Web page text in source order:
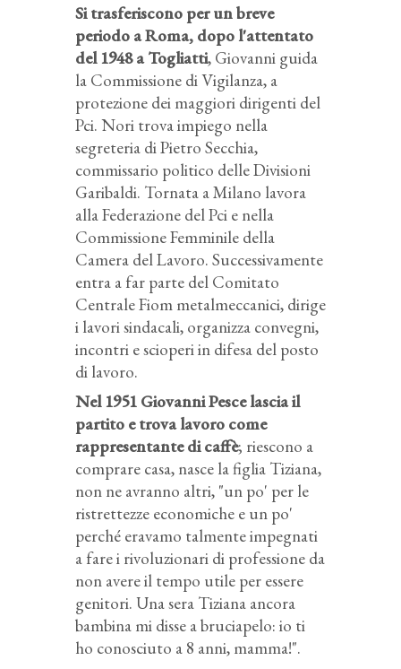
Si trasferiscono per un breve
periodo a Roma, dopo l'attentato
del 1948 a Togliatti, Giovanni guida
la Commissione di Vigilanza, a
protezione dei maggiori dirigenti del
Pci. Nori trova impiego nella
segreteria di Pietro Secchia,
commissario politico delle Divisioni
Garibaldi. Tornata a Milano lavora
alla Federazione del Pci e nella
Commissione Femminile della
Camera del Lavoro. Successivamente
entra a far parte del Comitato
Centrale Fiom metalmeccanici, dirige
i lavori sindacali, organizza convegni,
incontri e scioperi in difesa del posto
di lavoro.
Nel 1951 Giovanni Pesce lascia il
partito e trova lavoro come
rappresentante di caffè; riescono a
comprare casa, nasce la figlia Tiziana,
non ne avranno altri, "un po' per le
ristrettezze economiche e un po'
perché eravamo talmente impegnati
a fare i rivoluzionari di professione da
non avere il tempo utile per essere
genitori. Una sera Tiziana ancora
bambina mi disse a bruciapelo: io ti
ho conosciuto a 8 anni, mamma!".